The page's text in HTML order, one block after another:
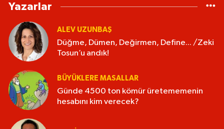
Yazarlar
ALEV UZUNBAŞ
Düğme, Dümen, Değirmen, Define... /Zeki
Tosun’u andık!
BÜYÜKLERE MASALLAR
Günde 4500 ton kömür üretememenin
hesabını kim verecek?